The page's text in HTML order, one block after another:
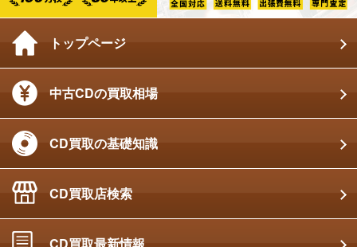
トップページ
中古CDの買取相場
CD買取の基礎知識
CD買取店検索